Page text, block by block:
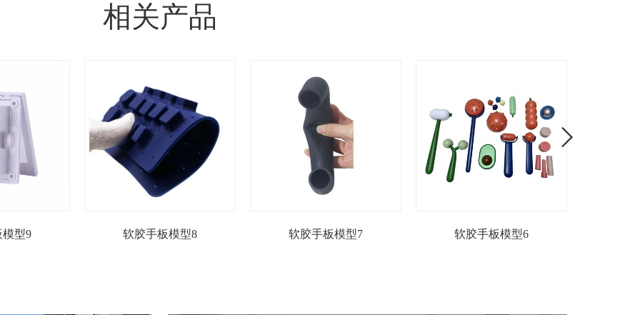
相关产品
模型9 软胶手板模型8 软胶手板模型7 软胶手板模型6